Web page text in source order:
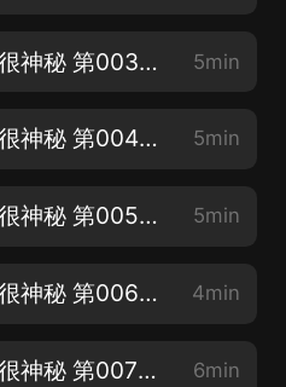
甜妻妖嬈：閃婚老公很神秘 第003集 親自上陣 5min
甜妻妖嬈：閃婚老公很神秘 第004集 嫂子 5min
甜妻妖嬈：閃婚老公很神秘 第005集 陷阱 5min
甜妻妖嬈：閃婚老公很神秘 第006集 報復工具 4min
甜妻妖嬈：閃婚老公很神秘 第007集 新婚之夜 6min